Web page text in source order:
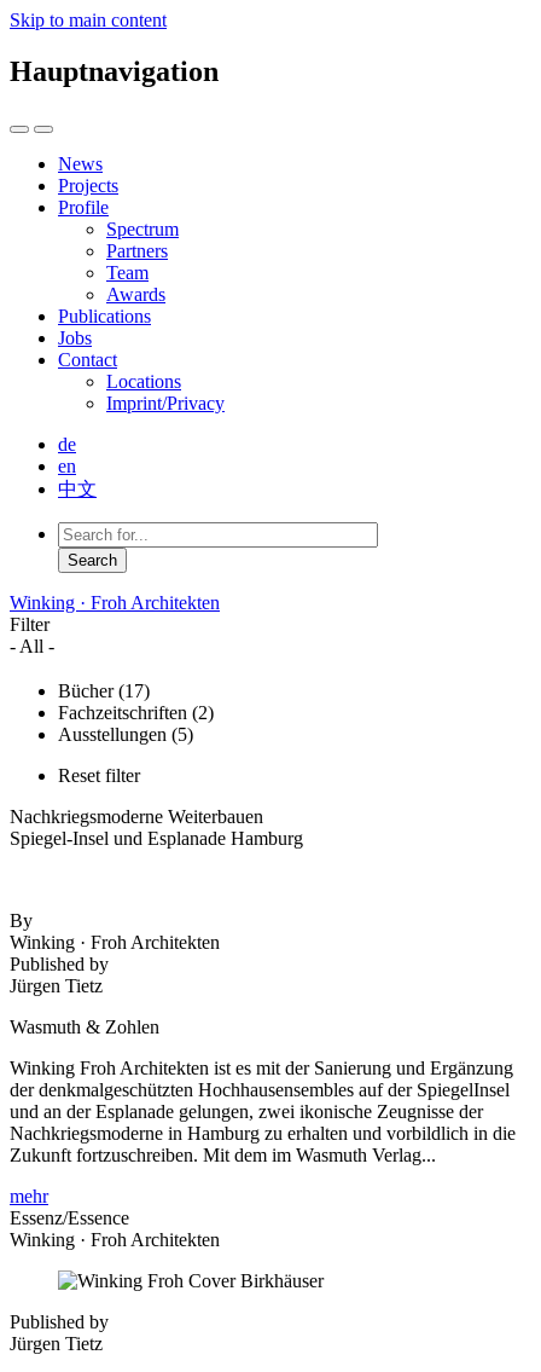
Skip to main content
Hauptnavigation
News
Projects
Profile
Spectrum
Partners
Team
Awards
Publications
Jobs
Contact
Locations
Imprint/Privacy
de
en
中文
Winking · Froh Architekten
Filter
- All -
Bücher (17)
Fachzeitschriften (2)
Ausstellungen (5)
Reset filter
Nachkriegsmoderne Weiterbauen
Spiegel-Insel und Esplanade Hamburg
By
Winking · Froh Architekten
Published by
Jürgen Tietz
Wasmuth & Zohlen
Winking Froh Architekten ist es mit der Sanierung und Ergänzung
der denkmalgeschützten Hochhausensembles auf der SpiegelInsel
und an der Esplanade gelungen, zwei ikonische Zeugnisse der
Nachkriegsmoderne in Hamburg zu erhalten und vorbildlich in die
Zukunft fortzuschreiben. Mit dem im Wasmuth Verlag...
mehr
Essenz/Essence
Winking · Froh Architekten
Published by
Jürgen Tietz